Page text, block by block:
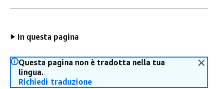
In questa pagina
Questa pagina non è tradotta nella tua
lingua.
Richiedi traduzione